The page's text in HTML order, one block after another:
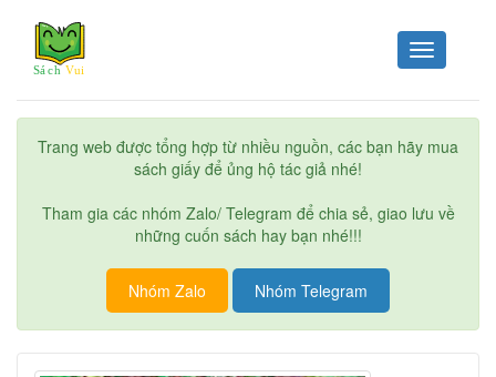
Toggle
navigation
Trang web được tổng hợp từ nhiều nguồn, các bạn hãy mua
sách giấy để ủng hộ tác giả nhé!
Tham gia các nhóm Zalo/ Telegram để chia sẻ, giao lưu về
những cuốn sách hay bạn nhé!!!
Nhóm Zalo Nhóm Telegram